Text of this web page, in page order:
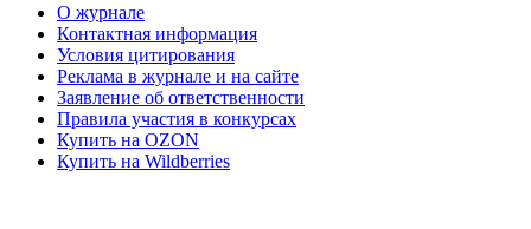
О журнале
Контактная информация
Условия цитирования
Реклама в журнале и на сайте
Заявление об ответственности
Правила участия в конкурсах
Купить на OZON
Купить на Wildberries